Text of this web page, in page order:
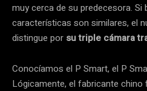
muy cerca de su predecesora. Si
características son similares, el
distingue por su triple cámara
Conocíamos el P Smart, el P
Lógicamente, el fabricante chino